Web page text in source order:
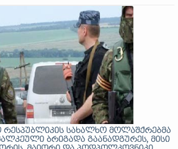
რესპუბლიკის სახალხო მოლაშქრებმა
ბრიგადა გაანადგურეს, მისი